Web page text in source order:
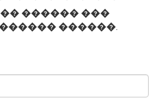
������ ���
������.